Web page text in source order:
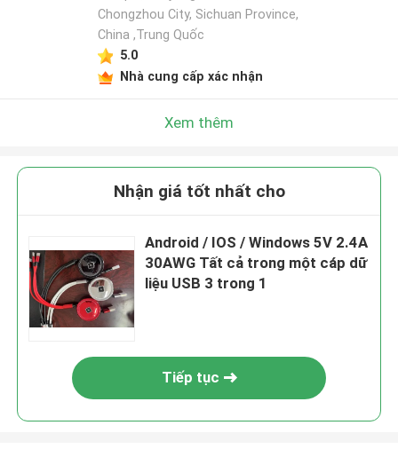
Chongzhou City, Sichuan Province,
China ,Trung Quốc
5.0
Nhà cung cấp xác nhận
Xem thêm
Nhận giá tốt nhất cho
Android / IOS / Windows 5V 2.4A
30AWG Tất cả trong một cáp dữ
liệu USB 3 trong 1
Tiếp tục